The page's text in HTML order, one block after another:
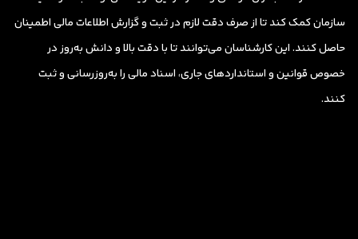
سازمان کمک کند تا از صرف دقت لازم در ثبت و گزارش اطلاعات مالی اطمینان
حاصل کنند. این کارشناسان می‌توانند تا با دقت بالا و دانش به‌روز در
خصوص قوانین و استانداردهای جاری، اسناد مالی را به‌روزرسانی و ثبت
کنند.